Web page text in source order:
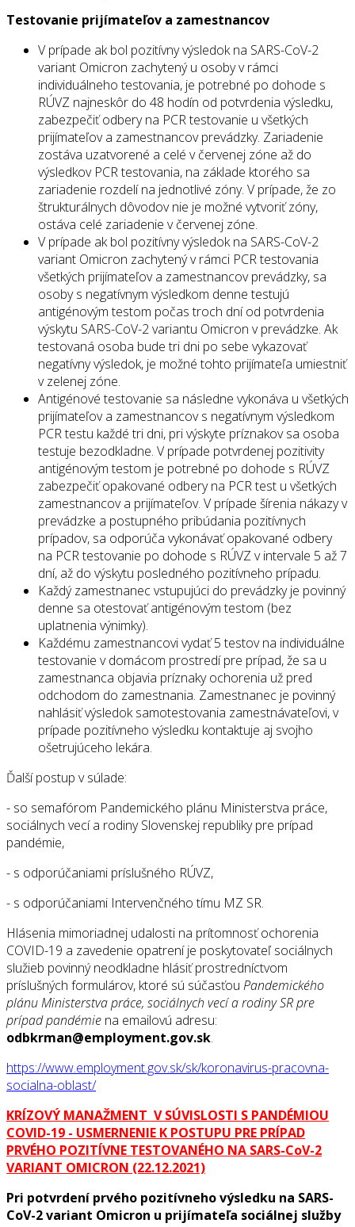
Testovanie prijímateľov a zamestnancov
V prípade ak bol pozitívny výsledok na SARS-CoV-2
variant Omicron zachytený u osoby v rámci
individuálneho testovania, je potrebné po dohode s
RÚVZ najneskôr do 48 hodín od potvrdenia výsledku,
zabezpečiť odbery na PCR testovanie u všetkých
prijímateľov a zamestnancov prevádzky. Zariadenie
zostáva uzatvorené a celé v červenej zóne až do
výsledkov PCR testovania, na základe ktorého sa
zariadenie rozdelí na jednotlivé zóny. V prípade, že zo
štrukturálnych dôvodov nie je možné vytvoriť zóny,
ostáva celé zariadenie v červenej zóne.
V prípade ak bol pozitívny výsledok na SARS-CoV-2
variant Omicron zachytený v rámci PCR testovania
všetkých prijímateľov a zamestnancov prevádzky, sa
osoby s negatívnym výsledkom denne testujú
antigénovým testom počas troch dní od potvrdenia
výskytu SARS-CoV-2 variantu Omicron v prevádzke. Ak
testovaná osoba bude tri dni po sebe vykazovať
negatívny výsledok, je možné tohto prijímateľa umiestniť
v zelenej zóne.
Antigénové testovanie sa následne vykonáva u všetkých
prijímateľov a zamestnancov s negatívnym výsledkom
PCR testu každé tri dni, pri výskyte príznakov sa osoba
testuje bezodkladne. V prípade potvrdenej pozitivity
antigénovým testom je potrebné po dohode s RÚVZ
zabezpečiť opakované odbery na PCR test u všetkých
zamestnancov a prijímateľov. V prípade šírenia nákazy v
prevádzke a postupného pribúdania pozitívnych
prípadov, sa odporúča vykonávať opakované odbery
na PCR testovanie po dohode s RÚVZ v intervale 5 až 7
dní, až do výskytu posledného pozitívneho prípadu.
Každý zamestnanec vstupujúci do prevádzky je povinný
denne sa otestovať antigénovým testom (bez
uplatnenia výnimky).
Každému zamestnancovi vydať 5 testov na individuálne
testovanie v domácom prostredí pre prípad, že sa u
zamestnanca objavia príznaky ochorenia už pred
odchodom do zamestnania. Zamestnanec je povinný
nahlásiť výsledok samotestovania zamestnávateľovi, v
prípade pozitívneho výsledku kontaktuje aj svojho
ošetrujúceho lekára.
Ďalší postup v súlade:
- so semafórom Pandemického plánu Ministerstva práce,
sociálnych vecí a rodiny Slovenskej republiky pre prípad
pandémie,
- s odporúčaniami príslušného RÚVZ,
- s odporúčaniami Intervenčného tímu MZ SR.
Hlásenia mimoriadnej udalosti na prítomnosť ochorenia
COVID-19 a zavedenie opatrení je poskytovateľ sociálnych
služieb povinný neodkladne hlásiť prostredníctvom
príslušných formulárov, ktoré sú súčasťou Pandemického
plánu Ministerstva práce, sociálnych vecí a rodiny SR pre
prípad pandémie na emailovú adresu:
odbkrman@employment.gov.sk.
https://www.employment.gov.sk/sk/koronavirus-pracovna-
socialna-oblast/
KRÍZOVÝ MANAŽMENT V SÚVISLOSTI S PANDÉMIOU
COVID-19 - USMERNENIE K POSTUPU PRE PRÍPAD
PRVÉHO POZITÍVNE TESTOVANÉHO NA SARS-CoV-2
VARIANT OMICRON (22.12.2021)
Pri potvrdení prvého pozitívneho výsledku na SARS-
CoV-2 variant Omicron u prijímateľa sociálnej služby